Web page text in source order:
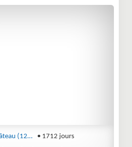
Onet-le-Château (12850) • 1712 jours